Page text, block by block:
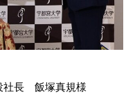
ド
について
交通アクセス
社長 飯塚真規様